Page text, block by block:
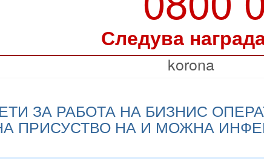
Следува
korona
ЗА РАБОТА НА БИЗНИС
ПРИСУСТВО НА И МОЖНА